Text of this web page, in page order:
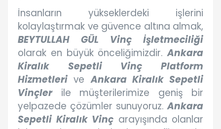
İnsanların yükseklerdeki işlerini
kolaylaştırmak ve güvence altına almak,
BEYTULLAH GÜL Vinç İşletmeciliği
olarak en büyük önceliğimizdir.Ankara
Kiralık Sepetli Vinç Platform
Hizmetleri veAnkara Kiralık Sepetli
Vinçlerile müşterilerimize geniş bir
yelpazede çözümler sunuyoruz.Ankara
Sepetli Kiralık Vinç arayışında olanlar